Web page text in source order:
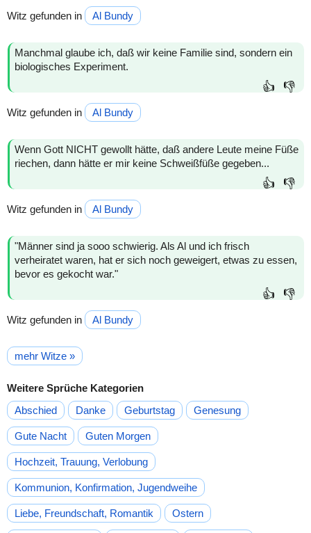
Witz gefunden in Al Bundy
Manchmal glaube ich, daß wir keine Familie sind, sondern ein
biologisches Experiment.
👍 👎
Witz gefunden in Al Bundy
Wenn Gott NICHT gewollt hätte, daß andere Leute meine Füße
riechen, dann hätte er mir keine Schweißfüße gegeben...
👍 👎
Witz gefunden in Al Bundy
"Männer sind ja sooo schwierig. Als Al und ich frisch
verheiratet waren, hat er sich noch geweigert, etwas zu essen,
bevor es gekocht war."
👍 👎
Witz gefunden in Al Bundy
mehr Witze »
Weitere Sprüche Kategorien
Abschied
Danke Geburtstag Genesung
Gute Nacht Guten Morgen
Hochzeit, Trauung, Verlobung
Kommunion, Konfirmation, Jugendweihe
Liebe, Freundschaft, Romantik Ostern